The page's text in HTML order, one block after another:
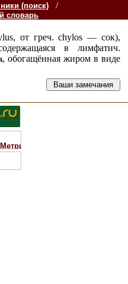
(поиск) /
словарь
от греч. chylos — сок),
в лимфатич.
, обогащённая жиром в виде